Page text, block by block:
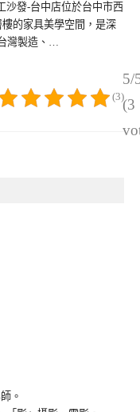
發-台中店位於台中市西
的家具美學空間，是深
灣製造、…
5/
(3
(3)
。